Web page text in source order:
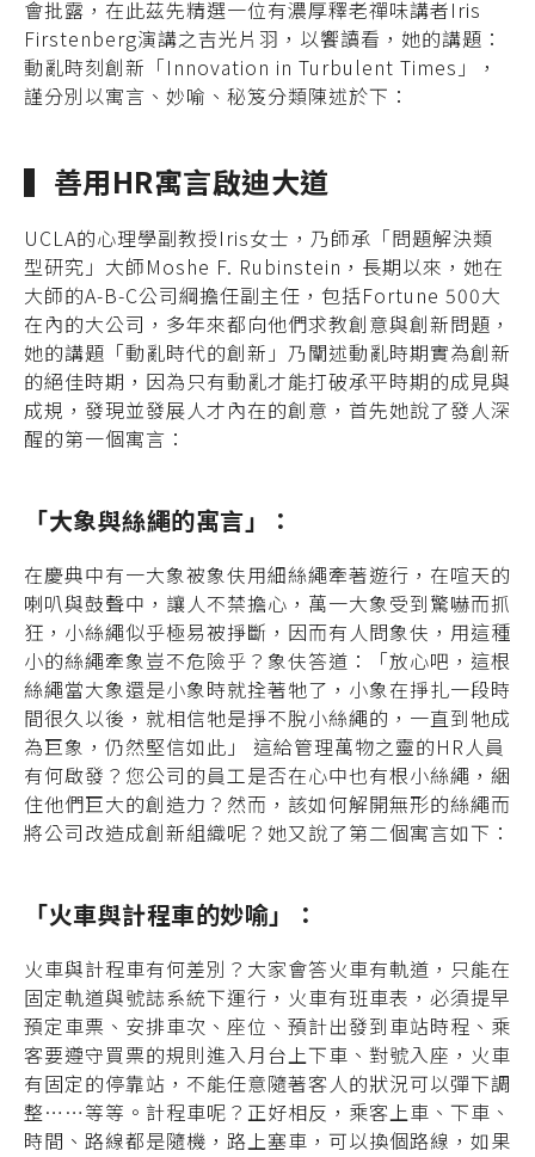
會批露，在此茲先精選一位有濃厚釋老禪味講者Iris
Firstenberg演講之吉光片羽，以饗讀看，她的講題：
動亂時刻創新「Innovation in Turbulent Times」，
謹分別以寓言、妙喻、秘笈分類陳述於下：
▍善用HR寓言啟迪大道
UCLA的心理學副教授Iris女士，乃師承「問題解決類
型研究」大師Moshe F. Rubinstein，長期以來，她在
大師的A-B-C公司綱擔任副主任，包括Fortune 500大
在內的大公司，多年來都向他們求教創意與創新問題，
她的講題「動亂時代的創新」乃闡述動亂時期實為創新
的絕佳時期，因為只有動亂才能打破承平時期的成見與
成規，發現並發展人才內在的創意，首先她說了發人深
醒的第一個寓言：
「大象與絲繩的寓言」：
在慶典中有一大象被象伕用細絲繩牽著遊行，在喧天的
喇叭與鼓聲中，讓人不禁擔心，萬一大象受到驚嚇而抓
狂，小絲繩似乎極易被掙斷，因而有人問象伕，用這種
小的絲繩牽象豈不危險乎？象伕答道：「放心吧，這根
絲繩當大象還是小象時就拴著牠了，小象在掙扎一段時
間很久以後，就相信牠是掙不脫小絲繩的，一直到牠成
為巨象，仍然堅信如此」 這給管理萬物之靈的HR人員
有何啟發？您公司的員工是否在心中也有根小絲繩，綑
住他們巨大的創造力？然而，該如何解開無形的絲繩而
將公司改造成創新組織呢？她又說了第二個寓言如下：
「火車與計程車的妙喻」：
火車與計程車有何差別？大家會答火車有軌道，只能在
固定軌道與號誌系統下運行，火車有班車表，必須提早
預定車票、安排車次、座位、預計出發到車站時程、乘
客要遵守買票的規則進入月台上下車、對號入座，火車
有固定的停靠站，不能任意隨著客人的狀況可以彈下調
整……等等。計程車呢？正好相反，乘客上車、下車、
時間、路線都是隨機，路上塞車，可以換個路線，如果